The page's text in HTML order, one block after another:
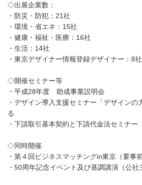
◇出展企業数：
・防災・防犯：21社
・環境・省エネ：15社
・健康・福祉・医療：16社
・生活：14社
・東京デザイナー情報登録デザイナー：8社
◇開催セミナー等
・平成28年度 助成事業説明会
・デザイン導入支援セミナー「デザインの
る
・下請取引基本契約と下請代金法セミナー
◇同時開催
・第４回ビジネスマッチングin東京（要事
・50周年記念イベント及び基調講演（公社